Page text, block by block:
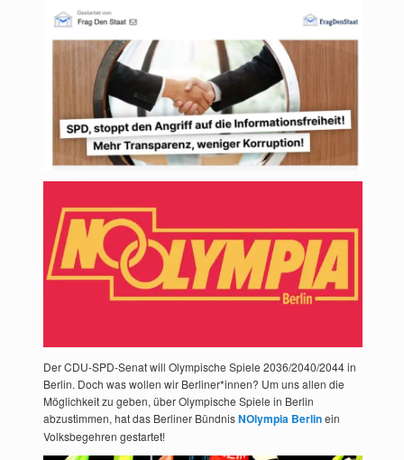
Der CDU-SPD-Senat will Olympische Spiele 2036/2040/2044 in
Berlin. Doch was wollen wir Berliner*innen? Um uns allen die
Möglichkeit zu geben, über Olympische Spiele in Berlin
abzustimmen, hat das Berliner BündnisNOlympia Berlinein
Volksbegehren gestartet!